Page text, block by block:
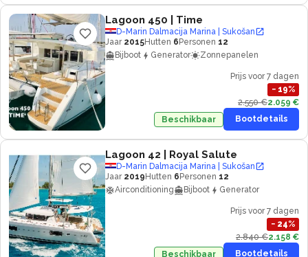
Lagoon 450 | Time
D-Marin Dalmacija Marina | Sukošan
Jaar 2015Hutten 6 Personen 12
Bijboot
Generator Zonnepanelen
Prijs voor 7 dagen
− 19%
2.550 €2.059 €
Beschikbaar
Bootdetails
Lagoon 42 | Royal Salute
D-Marin Dalmacija Marina | Sukošan
Jaar 2019 Hutten 6 Personen 12
Airconditioning
Bijboot Generator
Prijs voor 7 dagen
− 24%
2.840 €2.158 €
Beschikbaar
Bootdetails